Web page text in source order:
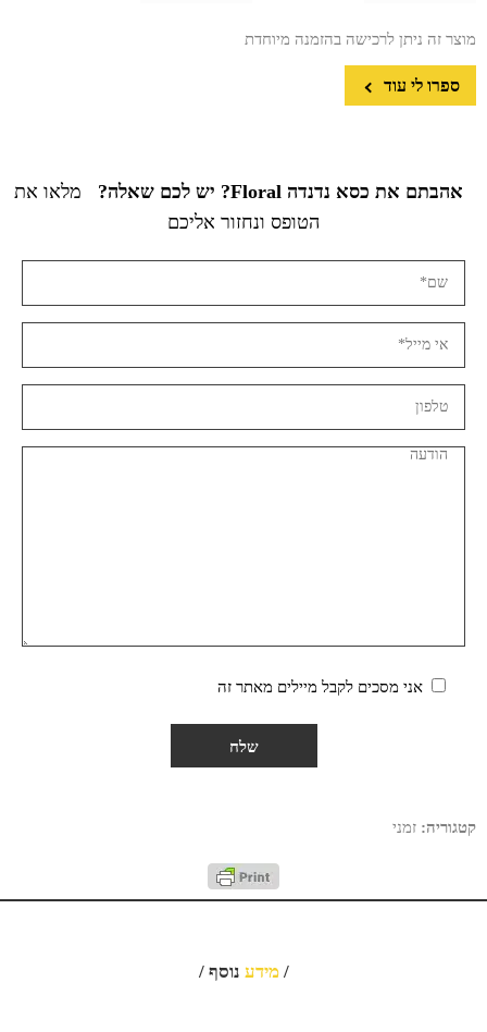
מוצר זה ניתן לרכישה בהזמנה מיוחדת
ספרו לי עוד
אהבתם את כסא נדנדה Floral? יש לכם שאלה?
מלאו את
הטופס ונחזור אליכם
אני מסכים לקבל מיילים מאתר זה
קטגוריה: זמני
/ מידע נוסף /